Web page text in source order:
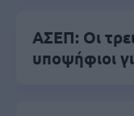
ΑΣΕΠ: Οι
υποψήφιοι